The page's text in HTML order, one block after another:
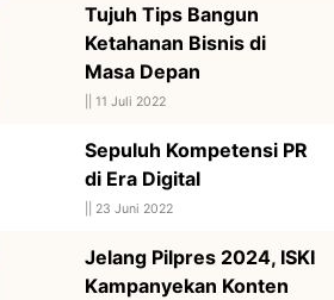
Tujuh Tips Bangun
Ketahanan Bisnis di
Masa Depan
11 Juli 2022
Sepuluh Kompetensi PR
di Era Digital
23 Juni 2022
Jelang Pilpres 2024, ISKI
Kampanyekan Konten